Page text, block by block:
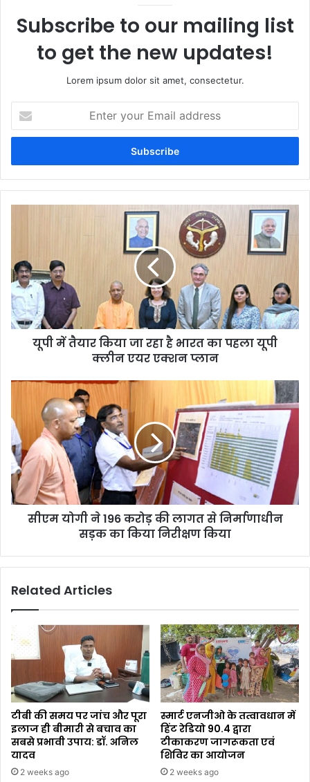
Subscribe to our mailing list
to get the new updates!
Lorem ipsum dolor sit amet, consectetur.
your
Email
यूपी में तैयार किया जा रहा है भारत का पहला यूपी
क्लीन एयर एक्शन प्लान
सीएम योगी ने 196 करोड़ की लागत से निर्माणाधीन
सड़क का किया निरीक्षण किया
Related Articles
टीबी की समय पर जांच और पूरा
इलाज ही बीमारी से बचाव का
सबसे प्रभावी उपाय: डॉ. अनिल
यादव
2 weeks ago
स्मार्ट एनजीओ के तत्वावधान में
हिंट रेडियो 90.4 द्वारा
टीकाकरण जागरूकता एवं
शिविर का आयोजन
2 weeks ago